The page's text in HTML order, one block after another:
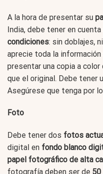
A la hora de presentar su
India, debe tener en
condiciones: sin doblajes,
aprecie toda la información
presentar una copia a
que el original. Debe tener
Asegúrese que tenga por
Foto
Debe tener dos fotos
digital en fondo blanco
papel fotográfico de alta
fotografía deben ser de 50